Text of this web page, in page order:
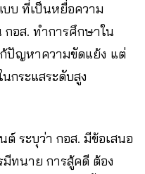
บ ที่เป็นหยื่อความ
กอส. ทำการศึกษาใน
ปัญหาความขัดแย้ง แต่
กระแสระดับสูง
ระบุว่า กอส. มีข้อเสนอ
มีทนาย การสู้คดี ต้อง